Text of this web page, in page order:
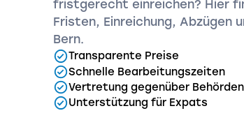
fristgerecht einreichen? Hier
Fristen, Einreichung, Abzügen
Bern.
Transparente Preise
Schnelle Bearbeitungszeiten
Vertretung gegenüber Behörden
Unterstützung für Expats